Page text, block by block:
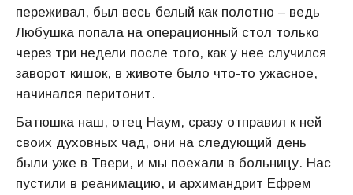
переживал, был весь белый как полотно – ведь
Любушка попала на операционный стол только
через три недели после того, как у нее случился
заворот кишок, в животе было что-то ужасное,
начинался перитонит.
Батюшка наш, отец Наум, сразу отправил к ней
своих духовных чад, они на следующий день
были уже в Твери, и мы поехали в больницу. Нас
пустили в реанимацию, и архимандрит Ефрем